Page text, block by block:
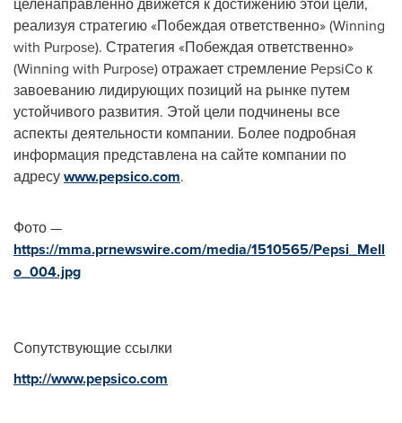
реализуя стратегию «Побеждая ответственно» (Winning
with Purpose). Стратегия «Побеждая ответственно»
(Winning with Purpose) отражает стремление PepsiCo к
завоеванию лидирующих позиций на рынке путем
устойчивого развития. Этой цели подчинены все
аспекты деятельности компании. Более подробная
информация представлена на сайте компании по
адресуwww.pepsico.com.
Фото —
https://mma.prnewswire.com/media/1510565/Pepsi_Mell
o_004.jpg
Сопутствующие ссылки
http://www.pepsico.com